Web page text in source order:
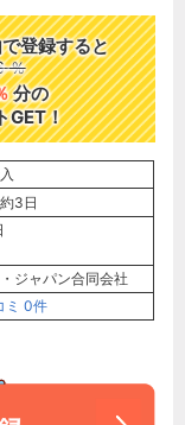
登録すると
％
分の
GET！
3日
ジャパン合同会社
ミ 0件